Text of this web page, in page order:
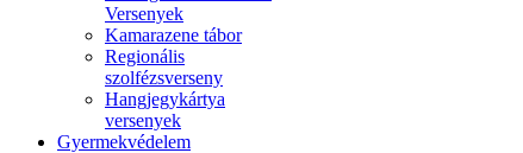
Versenyek
Kamarazene tábor
Regionális
szolfézsverseny
Hangjegykártya
versenyek
Gyermekvédelem